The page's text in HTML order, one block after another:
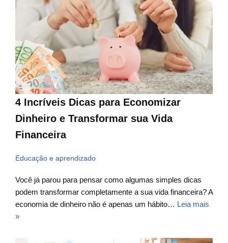
4 Incríveis Dicas para Economizar
Dinheiro e Transformar sua Vida
Financeira
Educação e aprendizado
Você já parou para pensar como algumas simples dicas
podem transformar completamente a sua vida financeira? A
economia de dinheiro não é apenas um hábito… Leia mais
»